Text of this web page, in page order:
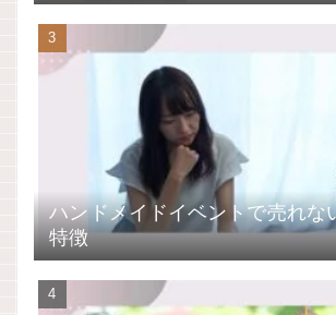
ハンドメイドイベントで売れな
特徴